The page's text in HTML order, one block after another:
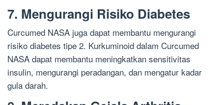
7. Mengurangi Risiko Diabetes
Curcumed NASA juga dapat membantu mengurangi
risiko diabetes tipe 2. Kurkuminoid dalam Curcumed
NASA dapat membantu meningkatkan sensitivitas
insulin, mengurangi peradangan, dan mengatur kadar
gula darah.